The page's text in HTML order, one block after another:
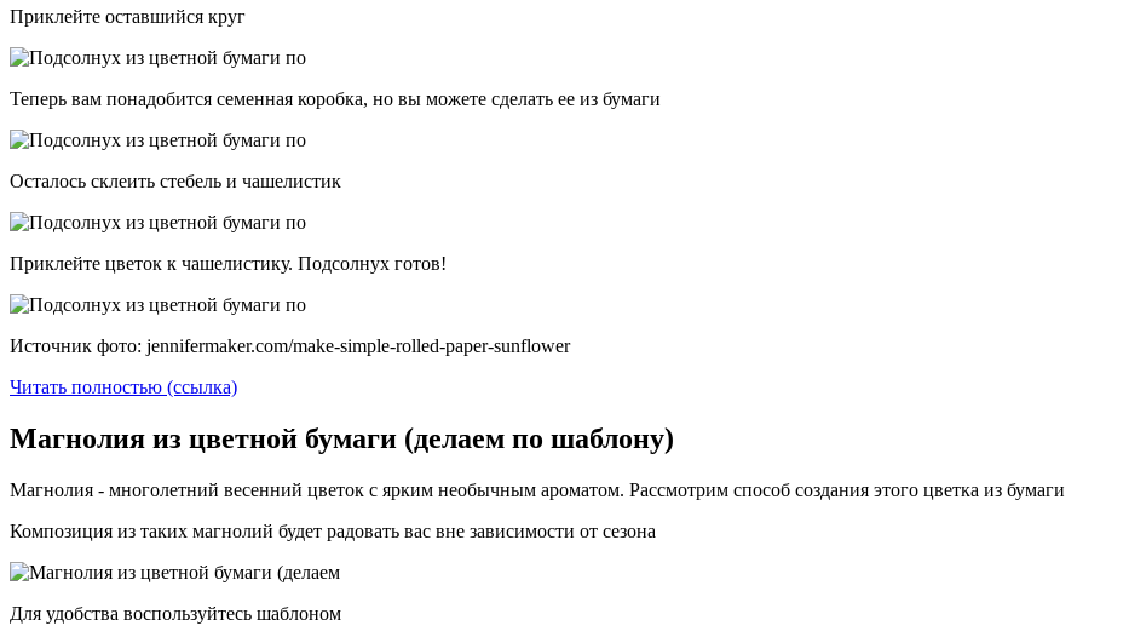
Приклейте оставшийся круг
Теперь вам понадобится семенная коробка, но вы можете сделать ее из бумаги
Осталось склеить стебель и чашелистик
Приклейте цветок к чашелистику. Подсолнух готов!
Источник фото: jennifermaker.com/make-simple-rolled-paper-sunflower
Читать полностью (ссылка)
Магнолия из цветной бумаги (делаем по шаблону)
Магнолия - многолетний весенний цветок с ярким необычным ароматом. Рассмотрим способ создания этого цветка из бумаги
Композиция из таких магнолий будет радовать вас вне зависимости от сезона
Для удобства воспользуйтесь шаблоном